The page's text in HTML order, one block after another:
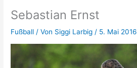
Sebastian Ernst
Fußball / Von Siggi Larbig / 5. Mai 2016